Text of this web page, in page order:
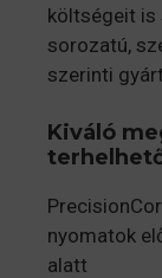
költségeit is
sorozatú,
szerinti
Kiváló
nyomatok
alatt